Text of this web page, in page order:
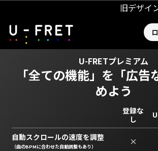
旧デザイ
U-FRETプレミアム
「全ての機能」を 「広
めよう
登録な
し
自動スクロールの速度を調整
（曲のBPMに合わせた自動調整もあり） ×